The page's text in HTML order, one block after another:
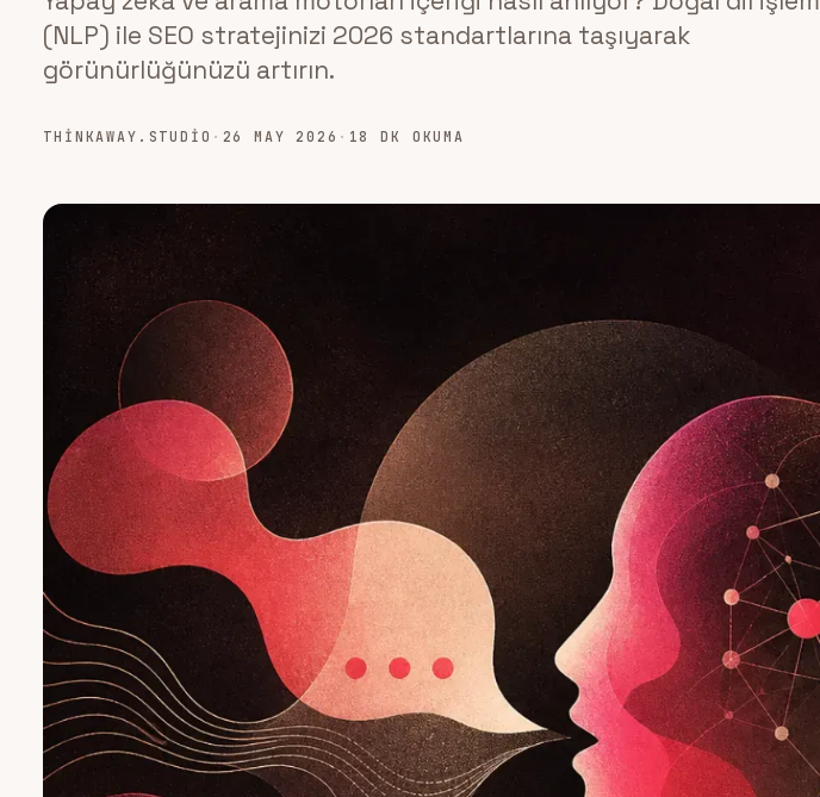
(NLP) ile SEO stratejinizi 2026 standartlarına taşıyarak
görünürlüğünüzü artırın.
THINKAWAY.STUDIO · 26 MAY 2026 · 18 DK OKUMA